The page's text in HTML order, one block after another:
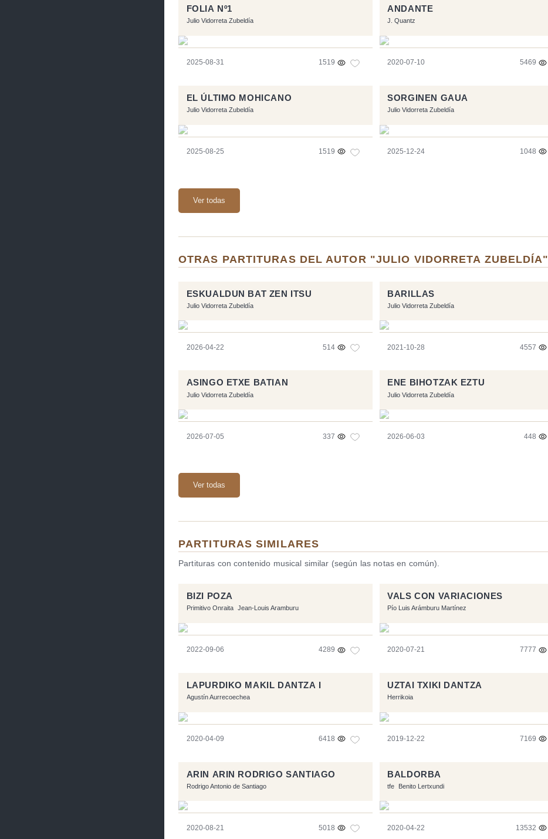
FOLIA Nº1
Julio Vidorreta Zubeldía
2025-08-31 1519
ANDANTE
J. Quantz
2020-07-10 5469
EL ÚLTIMO MOHICANO
Julio Vidorreta Zubeldía
2025-08-25 1519
SORGINEN GAUA
Julio Vidorreta Zubeldía
2025-12-24 1048
Ver todas
OTRAS PARTITURAS DEL AUTOR "JULIO VIDORRETA ZUBELDÍA"
ESKUALDUN BAT ZEN ITSU
Julio Vidorreta Zubeldía
2026-04-22 514
BARILLAS
Julio Vidorreta Zubeldía
2021-10-28 4557
ASINGO ETXE BATIAN
Julio Vidorreta Zubeldía
2026-07-05 337
ENE BIHOTZAK EZTU
Julio Vidorreta Zubeldía
2026-06-03 448
Ver todas
PARTITURAS SIMILARES
Partituras con contenido musical similar (según las notas en común).
BIZI POZA
Primitivo Onraita Jean-Louis Aramburu
2022-09-06 4289
VALS CON VARIACIONES
Pío Luis Arámburu Martínez
2020-07-21 7777
LAPURDIKO MAKIL DANTZA I
Agustín Aurrecoechea
2020-04-09 6418
UZTAI TXIKI DANTZA
Herrikoia
2019-12-22 7169
ARIN ARIN RODRIGO SANTIAGO
Rodrigo Antonio de Santiago
2020-08-21 5018
BALDORBA
tfe Benito Lertxundi
2020-04-22 13532